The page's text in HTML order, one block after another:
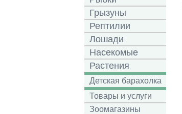
Грызуны
Рептилии
Лошади
Насекомые
Растения
Детская барахолка
Товары и услуги
Зоомагазины